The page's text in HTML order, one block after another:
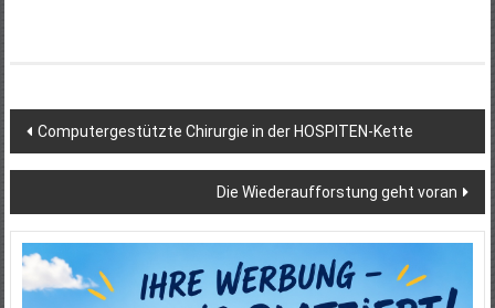
Beitragsnavigation
Computergestützte Chirurgie in der HOSPITEN-Kette
Die Wiederaufforstung geht voran